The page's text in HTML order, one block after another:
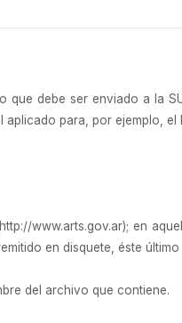
debe ser enviado a la
para, por ejemplo,
www.arts.gov.ar); en
en disquete, éste
del archivo que contiene.